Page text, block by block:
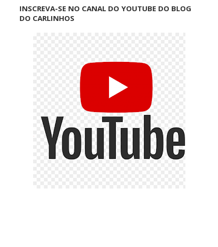
INSCREVA-SE NO CANAL DO YOUTUBE DO BLOG
DO CARLINHOS